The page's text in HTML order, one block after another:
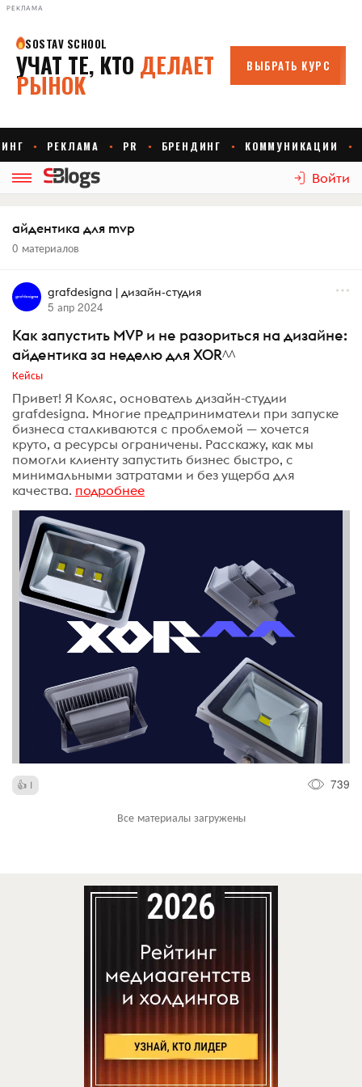
РЕКЛАМА
Войти
айдентика для mvp
0 материалов
grafdesigna | дизайн-студия
5 апр 2024
Как запустить MVP и не разориться на дизайне:
айдентика за неделю для XOR^^
Кейсы
Привет! Я Коляс, основатель дизайн-студии
grafdesigna. Многие предприниматели при запуске
бизнеса сталкиваются с проблемой — хочется
круто, а ресурсы ограничены. Расскажу, как мы
помогли клиенту запустить бизнес быстро, с
минимальными затратами и без ущерба для
качества. подробнее
1 739
Все материалы загружены